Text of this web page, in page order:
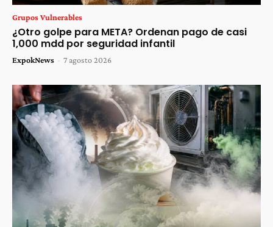
Grupos Vulnerables
¿Otro golpe para META? Ordenan pago de casi
1,000 mdd por seguridad infantil
ExpokNews - 7 agosto 2026